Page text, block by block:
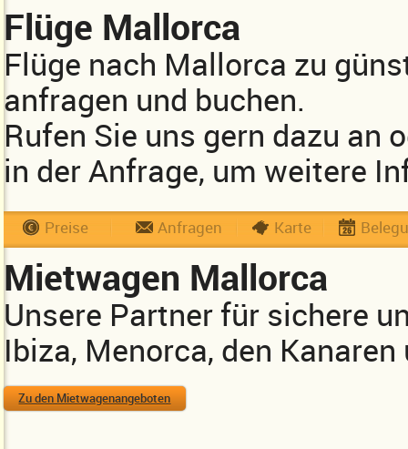
Flüge Mallorca
Flüge nach Mallorca zu
anfragen und buchen.
Rufen Sie uns gern dazu an
in der Anfrage, um weitere
Preise Anfragen Karte
Mietwagen Mallorca
Unsere Partner für sichere
Ibiza, Menorca, den
Zu den Mietwagenangeboten